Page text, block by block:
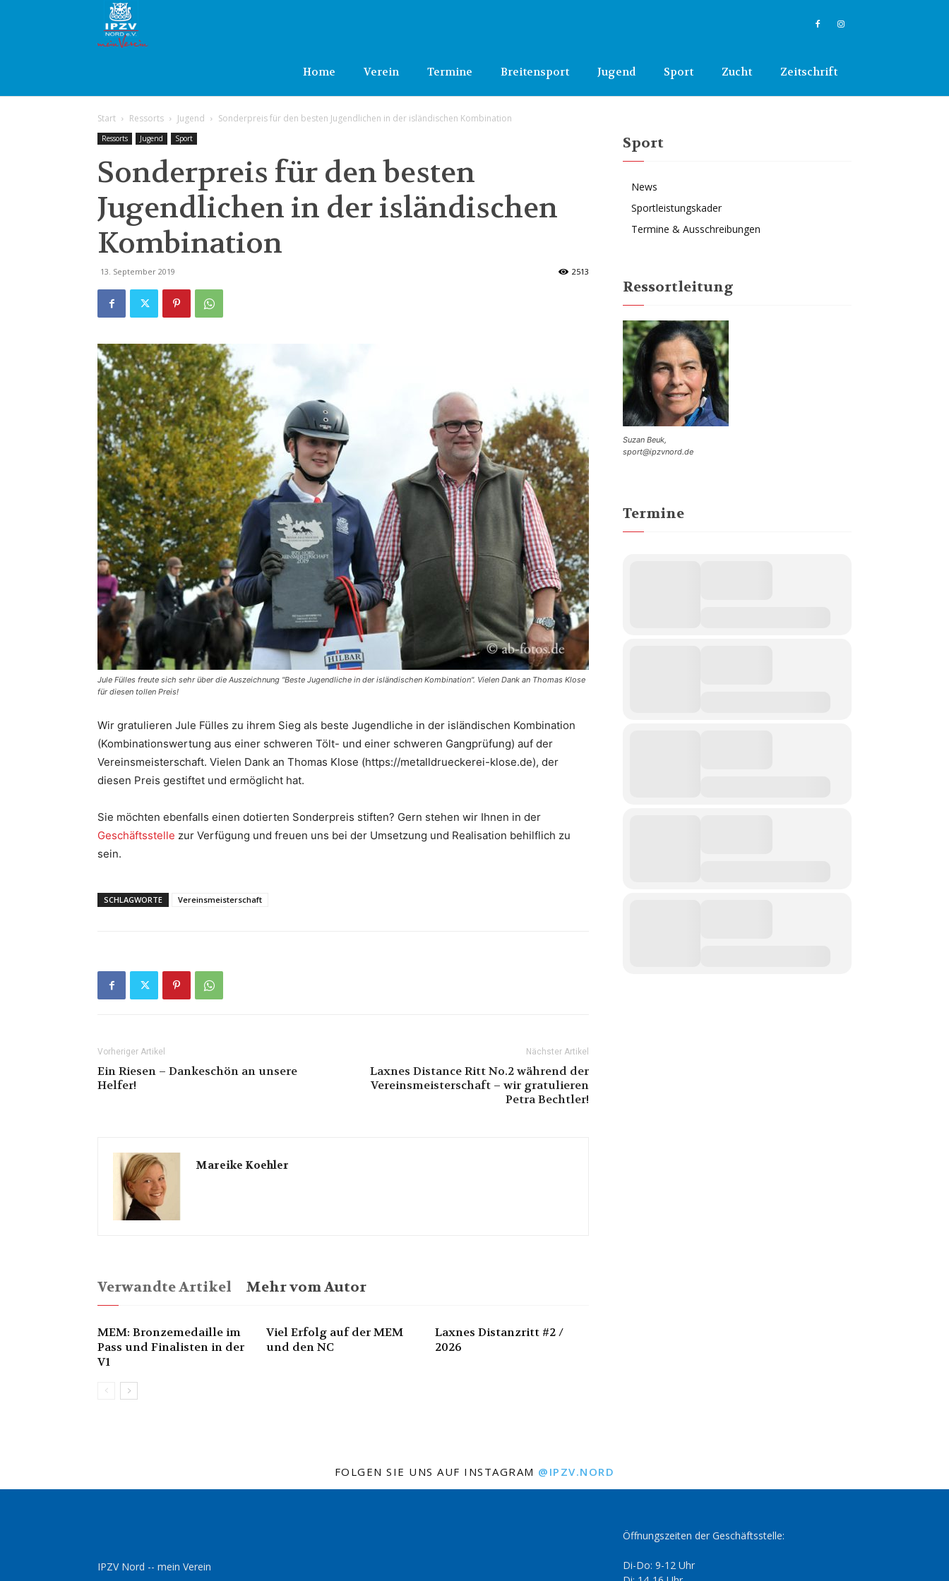
e.V.
Home Verein Termine Breitensport Jugend Sport Zucht Zeitschrift
Start Ressorts Jugend Sonderpreis für den besten Jugendlichen in der isländischen Kombination
Ressorts Jugend Sport
Sonderpreis für den besten
Jugendlichen in der isländischen
Kombination
13. September 2019 2513
Jule Fülles freute sich sehr über die Auszeichnung "Beste Jugendliche in der isländischen Kombination". Vielen Dank an Thomas Klose
für diesen tollen Preis!
Wir gratulieren Jule Fülles zu ihrem Sieg als beste Jugendliche in der isländischen Kombination
(Kombinationswertung aus einer schweren Tölt- und einer schweren Gangprüfung) auf der
Vereinsmeisterschaft. Vielen Dank an Thomas Klose (https://metalldrueckerei-klose.de), der
diesen Preis gestiftet und ermöglicht hat.
Sie möchten ebenfalls einen dotierten Sonderpreis stiften? Gern stehen wir Ihnen in der
Geschäftsstelle zur Verfügung und freuen uns bei der Umsetzung und Realisation behilflich zu
sein.
SCHLAGWORTE Vereinsmeisterschaft
Vorheriger Artikel
Ein Riesen – Dankeschön an unsere
Helfer!
Nächster Artikel
Laxnes Distance Ritt No.2 während der
Vereinsmeisterschaft – wir gratulieren
Petra Bechtler!
Mareike Koehler
Verwandte Artikel Mehr vom Autor
MEM: Bronzemedaille im
Pass und Finalisten in der
V1
Viel Erfolg auf der MEM
und den NC
Laxnes Distanzritt #2 /
2026
Sport
News
Sportleistungskader
Termine & Ausschreibungen
Ressortleitung
Suzan Beuk,
sport@ipzvnord.de
Termine
FOLGEN SIE UNS AUF INSTAGRAM @IPZV.NORD
IPZV Nord -- mein Verein
Öffnungszeiten der Geschäftsstelle:
Di-Do: 9-12 Uhr